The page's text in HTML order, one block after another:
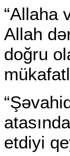
“Allaha
Allah
doğru
etdiyi